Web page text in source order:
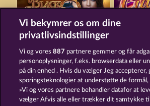
Vi bekymrer os om dine
privatlivsindstillinger
Vi og vores887 partnere gemmer og får
personoplysninger, f.eks. browserdata eller
på din enhed . Hvis du vælger Jeg
sporingsteknologier at understøtte de
»Vi og vores partnere behandler datafor at
vælger Afvis alle eller trækker dit samtykke